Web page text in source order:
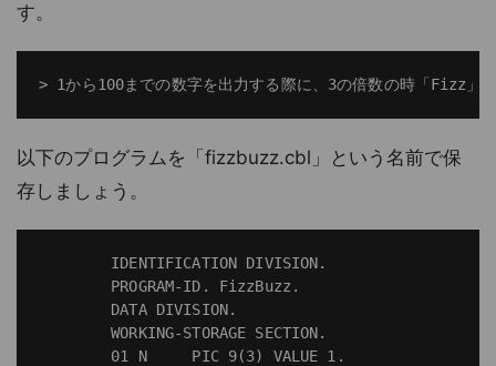
す。
以下のプログラムを「fizzbuzz.cbl」という名前で保
存しましょう。
        IDENTIFICATION DIVISION.
        PROGRAM-ID. FizzBuzz.
        DATA DIVISION.
        WORKING-STORAGE SECTION.
        01 N     PIC 9(3) VALUE 1.